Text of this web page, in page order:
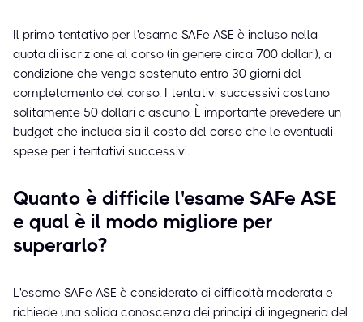
Il primo tentativo per l'esame SAFe ASE è incluso nella
quota di iscrizione al corso (in genere circa 700 dollari), a
condizione che venga sostenuto entro 30 giorni dal
completamento del corso. I tentativi successivi costano
solitamente 50 dollari ciascuno. È importante prevedere un
budget che includa sia il costo del corso che le eventuali
spese per i tentativi successivi.
Quanto è difficile l'esame SAFe ASE
e qual è il modo migliore per
superarlo?
L'esame SAFe ASE è considerato di difficoltà moderata e
richiede una solida conoscenza dei principi di ingegneria del